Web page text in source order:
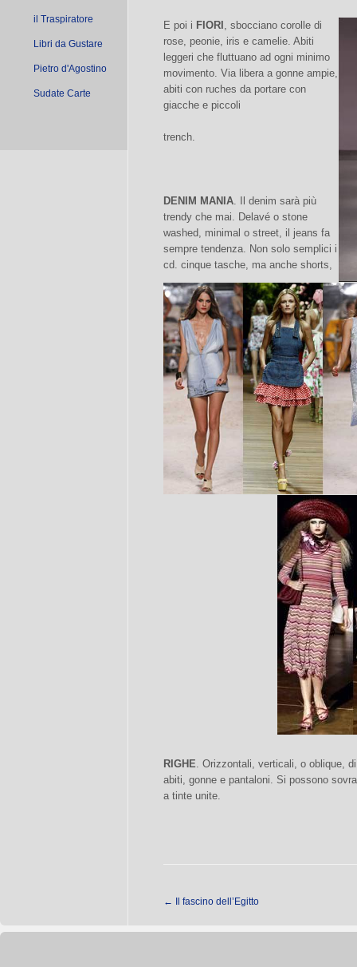
il Traspiratore
Libri da Gustare
Pietro d'Agostino
Sudate Carte
E poi i FIORI
, sbocciano corolle di
rose, peonie, iris e camelie. Abiti
leggeri che fluttuano ad ogni minimo
movimento. Via libera a gonne ampie,
abiti con ruches da portare con
giacche e piccoli
trench.
DENIM MANIA . Il denim sarà più
trendy che mai. Delavé o stone
washed, minimal o street, il jeans fa
sempre tendenza. Non solo semplici i
cd. cinque tasche, ma anche shorts,
RIGHE. Orizzontali, verticali, o oblique,
abiti, gonne e pantaloni. Si possono
a tinte unite.
← Il fascino dell’Egitto